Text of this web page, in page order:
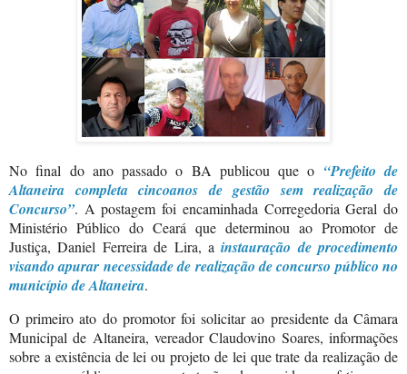
No final do ano passado o BA publicou que o “Prefeito de
Altaneira completa cincoanos de gestão sem realização de
Concurso”. A postagem foi encaminhada Corregedoria Geral do
Ministério Público do Ceará que determinou ao Promotor de
Justiça, Daniel Ferreira de Lira, ainstauração de procedimento
visando apurar necessidade de realização de concurso público no
município de Altaneira.
O primeiro ato do promotor foi solicitar ao presidente da Câmara
Municipal de Altaneira, vereador Claudovino Soares, informações
sobre a existência de lei ou projeto de lei que trate da realização de